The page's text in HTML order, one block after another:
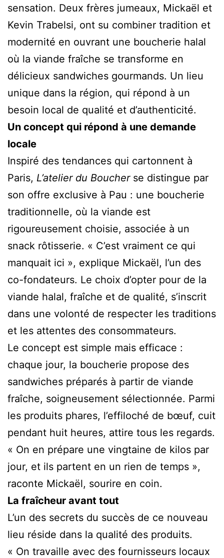
sensation. Deux frères jumeaux, Mickaël et
Kevin Trabelsi, ont su combiner tradition et
modernité en ouvrant une boucherie halal
où la viande fraîche se transforme en
délicieux sandwiches gourmands. Un lieu
unique dans la région, qui répond à un
besoin local de qualité et d’authenticité.
Un concept qui répond à une demande
locale
Inspiré des tendances qui cartonnent à
Paris, L’atelier du Boucherse distingue par
son offre exclusive à Pau : une boucherie
traditionnelle, où la viande est
rigoureusement choisie, associée à un
snack rôtisserie. « C’est vraiment ce qui
manquait ici », explique Mickaël, l’un des
co-fondateurs. Le choix d’opter pour de la
viande halal, fraîche et de qualité, s’inscrit
dans une volonté de respecter les traditions
et les attentes des consommateurs.
Le concept est simple mais efficace :
chaque jour, la boucherie propose des
sandwiches préparés à partir de viande
fraîche, soigneusement sélectionnée. Parmi
les produits phares, l’effiloché de bœuf, cuit
pendant huit heures, attire tous les regards.
« On en prépare une vingtaine de kilos par
jour, et ils partent en un rien de temps »,
raconte Mickaël, sourire en coin.
La fraîcheur avant tout
L’un des secrets du succès de ce nouveau
lieu réside dans la qualité des produits.
« On travaille avec des fournisseurs locaux